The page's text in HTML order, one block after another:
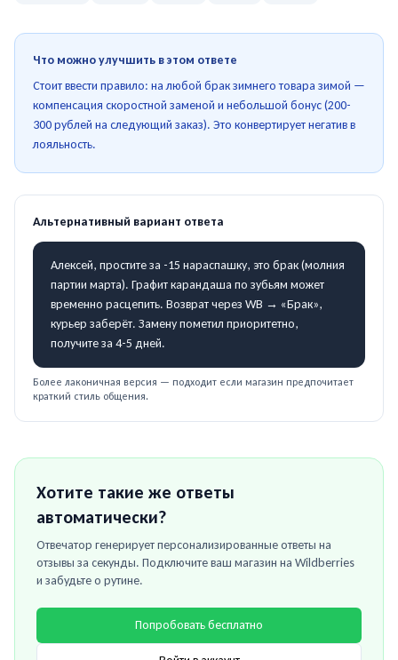
Что можно улучшить в этом ответе
Стоит ввести правило: на любой брак зимнего товара зимой —
компенсация скоростной заменой и небольшой бонус (200-
300 рублей на следующий заказ). Это конвертирует негатив в
лояльность.
Альтернативный вариант ответа
Алексей, простите за -15 нараспашку, это брак (молния
партии марта). Графит карандаша по зубьям может
временно расцепить. Возврат через WB → «Брак»,
курьер заберёт. Замену пометил приоритетно,
получите за 4-5 дней.
Более лаконичная версия — подходит если магазин предпочитает
краткий стиль общения.
Хотите такие же ответы
автоматически?
Отвечатор генерирует персонализированные ответы на
отзывы за секунды. Подключите ваш магазин на Wildberries
и забудьте о рутине.
Попробовать бесплатно